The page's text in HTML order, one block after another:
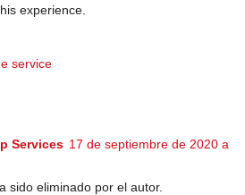
experience.
service
Services 17 de septiembre de 2020 a
sido eliminado por el autor.